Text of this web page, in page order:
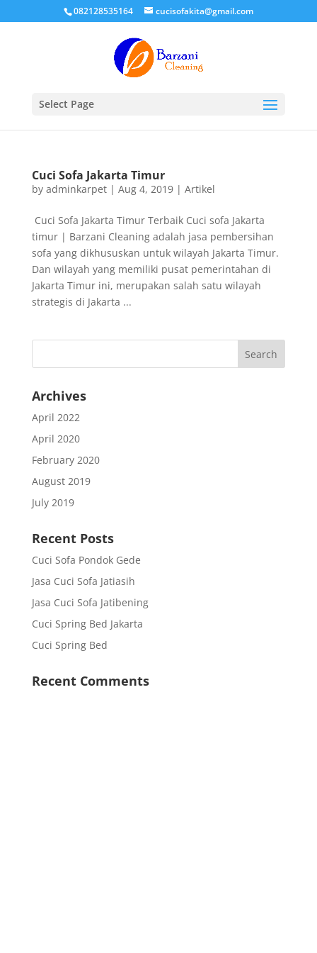
082128535164 cucisofakita@gmail.com
Select Page
Cuci Sofa Jakarta Timur
by adminkarpet| Aug 4, 2019| Artikel
Cuci Sofa Jakarta Timur Terbaik Cuci sofa Jakarta
timur | Barzani Cleaning adalah jasa pembersihan
sofa yang dikhususkan untuk wilayah Jakarta Timur.
Dan wilayah yang memiliki pusat pemerintahan di
Jakarta Timur ini, merupakan salah satu wilayah
strategis di Jakarta ...
Archives
April 2022
April 2020
February 2020
August 2019
July 2019
Recent Posts
Cuci Sofa Pondok Gede
Jasa Cuci Sofa Jatiasih
Jasa Cuci Sofa Jatibening
Cuci Spring Bed Jakarta
Cuci Spring Bed
Recent Comments